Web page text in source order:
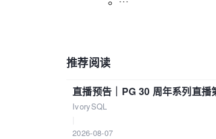
推荐阅读
直播预告｜PG 30 周年系列直
IvorySQL
2026-08-07